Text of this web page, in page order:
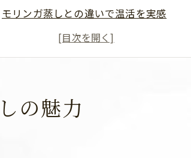
モリンガ蒸しとの違いで温活を実感
よもぎ蒸しで期待できる子宮環境の変化
よもぎ蒸しの血行改善効果と冷え性対策
ガ蒸し体験からわかる温活効果
モリンガ蒸しの温活効果とよもぎ蒸し比較
の魅力